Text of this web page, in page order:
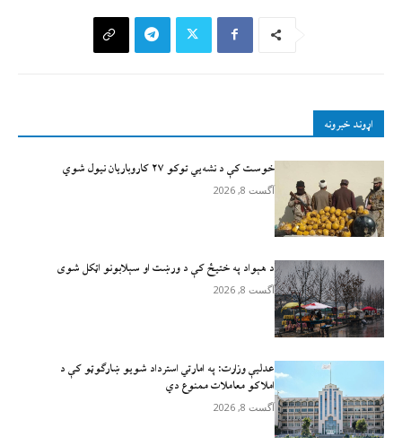
اړوند خبرونه
خوست کې د نشه‌يي توکو ۲۷ کاروباریان نیول شوي
آگست 8, 2026
د هېواد په ختیځ کې د ورښت او سېلابونو اټکل شوی
آگست 8, 2026
عدلیې وزارت: په امارتي استرداد شویو ښارګوټو کې د
املاکو معاملات ممنوع دي
آگست 8, 2026